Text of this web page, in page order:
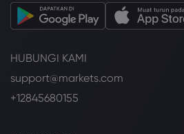
HUBUNGI KAMI
support@markets.com
+12845680155